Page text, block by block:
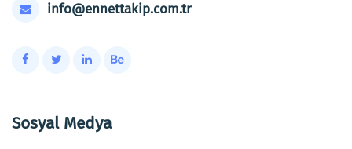
info@ennettakip.com.tr
Sosyal Medya